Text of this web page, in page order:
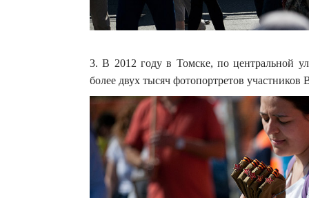
3. В 2012 году в Томске, по центральной
более двух тысяч фотопортретов